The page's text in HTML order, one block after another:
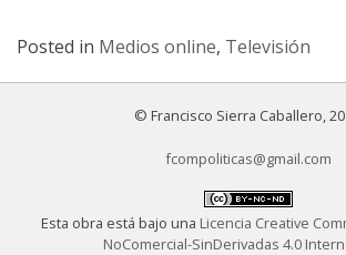
Posted in Medios online, Televisión
© Francisco Sierra Caballero,
fcompoliticas@gmail.com
Esta obra está bajo una Licencia Creative
NoComercial-SinDerivadas 4.0